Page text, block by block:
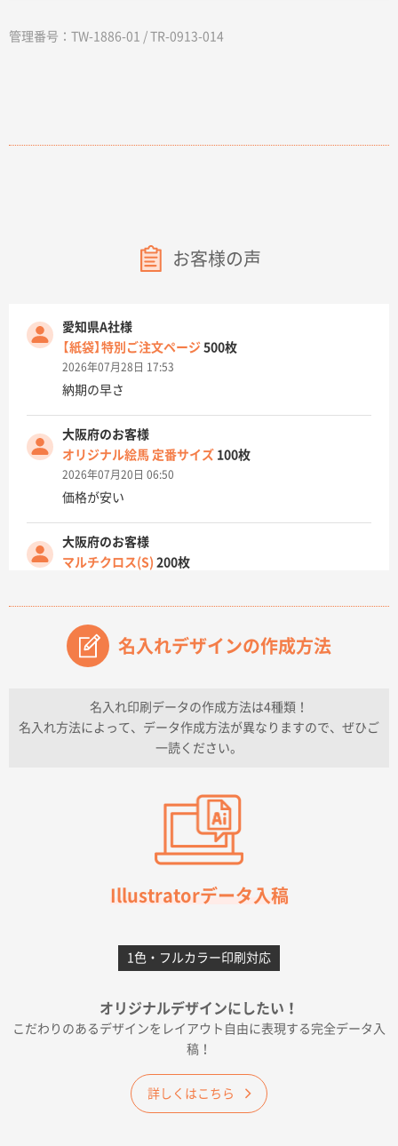
管理番号：TW-1886-01 / TR-0913-014
お客様の声
愛知県A社様
【紙袋】特別ご注文ページ 500枚
2026年07月28日 17:53
納期の早さ
大阪府のお客様
オリジナル絵馬 定番サイズ 100枚
2026年07月20日 06:50
価格が安い
大阪府のお客様
マルチクロス(S) 200枚
原稿データ流用が可能で価格が妥当なこと
兵庫県のお客様
チケットホルダー ダブルポケット
上記のとおりです。
柳さんの対応が素晴らしかった。
フレキソレジ袋 Uバッグ 35号
5000枚
2026年06月28日 15:14
千葉県A社様
2026年06月19日 09:41
価格 大丈夫そうな会社に見えた
大阪府のお客様
A4フルカラークリアファイル1000枚
名入れデザインの作成方法
名入れ印刷データの作成方法は4種類！
名入れ方法によって、データ作成方法が異なりますので、ぜひご
一読ください。
Illustratorデータ入稿
1色・フルカラー印刷対応
オリジナルデザインにしたい！
こだわりのあるデザインをレイアウト自由に表現する完全データ入
稿！
詳しくはこちら